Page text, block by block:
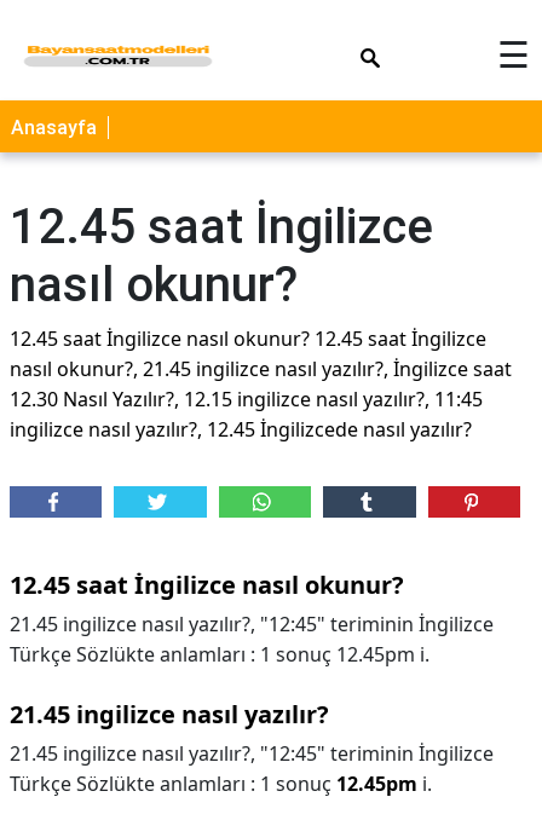
☰
Anasayfa
12.45 saat İngilizce
nasıl okunur?
12.45 saat İngilizce nasıl okunur? 12.45 saat İngilizce
nasıl okunur?, 21.45 ingilizce nasıl yazılır?, İngilizce saat
12.30 Nasıl Yazılır?, 12.15 ingilizce nasıl yazılır?, 11:45
ingilizce nasıl yazılır?, 12.45 İngilizcede nasıl yazılır?
12.45 saat İngilizce nasıl okunur?
21.45 ingilizce nasıl yazılır?, "12:45" teriminin İngilizce
Türkçe Sözlükte anlamları : 1 sonuç 12.45pm i.
21.45 ingilizce nasıl yazılır?
21.45 ingilizce nasıl yazılır?, "12:45" teriminin İngilizce
Türkçe Sözlükte anlamları : 1 sonuç 12.45pm i.